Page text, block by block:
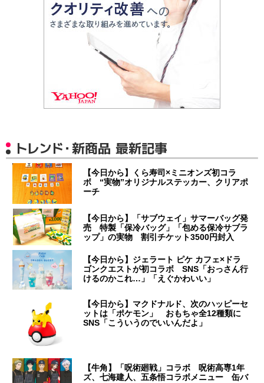
トレンド・新商品 最新記事
【今日から】くら寿司×ミニオンズ初コラ
ボ “実物”オリジナルステッカー、クリアポ
ーチ
【今日から】「サブウェイ」サマーバッグ発
売 特製「保冷バッグ」「包める保冷サブラ
ップ」の実物 割引チケット3500円封入
【今日から】ジェラート ピケ カフェ×ドラ
ゴンクエストが初コラボ SNS「おっさん行
けるのかこれ…」「えぐかわいい」
【今日から】マクドナルド、次のハッピーセ
ットは「ポケモン」 おもちゃ全12種類に
SNS「こういうのでいいんだよ」
【牛角】「呪術廻戦」コラボ 呪術高専1年
ズ、七海建人、五条悟コラボメニュー 缶バ